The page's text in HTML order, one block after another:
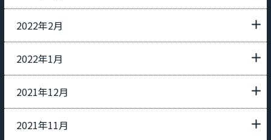
2022年2月
2022年1月
2021年12月
2021年11月